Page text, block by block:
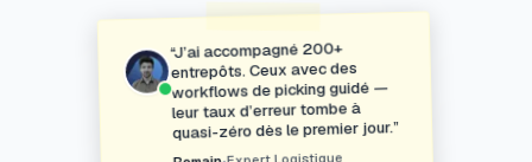
“J’ai accompagné 200+
entrepôts. Ceux avec des
workflows de picking guidé —
leur taux d’erreur tombe à
quasi-zéro dès le premier jour.”